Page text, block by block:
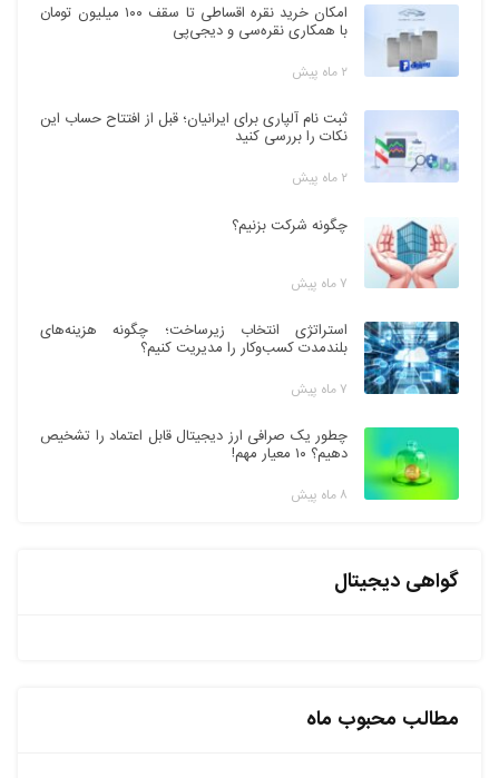
امکان خرید نقره اقساطی تا سقف ۱۰۰ میلیون تومان
با همکاری نقره‌سی و دیجی‌پی
۲ ماه پیش
ثبت نام آلپاری برای ایرانیان؛ قبل از افتتاح حساب این
نکات را بررسی کنید
۲ ماه پیش
چگونه شرکت بزنیم؟
۷ ماه پیش
استراتژی انتخاب زیرساخت؛ چگونه هزینه‌های
بلندمدت کسب‌وکار را مدیریت کنیم؟
۷ ماه پیش
چطور یک صرافی ارز دیجیتال قابل اعتماد را تشخیص
دهیم؟ ۱۰ معیار مهم!
۸ ماه پیش
گواهی دیجیتال
مطالب محبوب ماه